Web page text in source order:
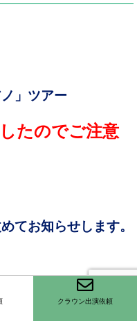
」ツアー
たのでご注意
てお知らせします。
クラウン出演依頼